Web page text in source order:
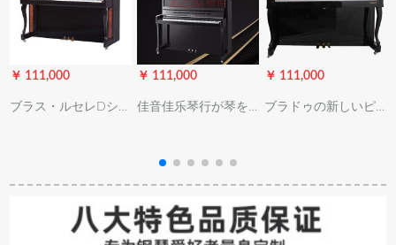
￥ 111,000
ブラス・ルセレDシリ
￥ 111,000
佳音佳乐琴行が琴を
タルルは一年半(18ヶ
月)です。
￥ 111,000
ブラドゥの新しいピ
のプロをレンテルし
てピアノを調律して1